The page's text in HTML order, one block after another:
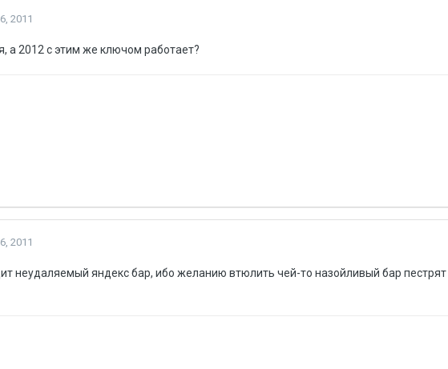
2011
а 2012 с этим же ключом работает?
2011
неудаляемый яндекс бар, ибо желанию втюлить чей-то назойливый бар пестрят